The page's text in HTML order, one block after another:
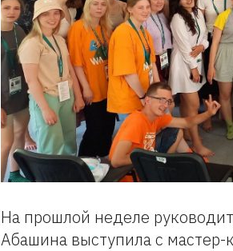
На прошлой неделе
Абашина выступила с